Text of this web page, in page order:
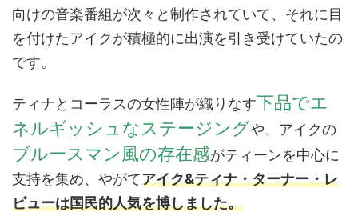
向けの音楽番組が次々と制作されていて、それに目
を付けたアイクが積極的に出演を引き受けていたの
です。
ティナとコーラスの女性陣が織りなす下品でエ
ネルギッシュなステージングや、アイクの
ブルースマン風の存在感がティーンを中心に
支持を集め、やがてアイク&ティナ・ターナー・レ
ビューは国民的人気を博しました。